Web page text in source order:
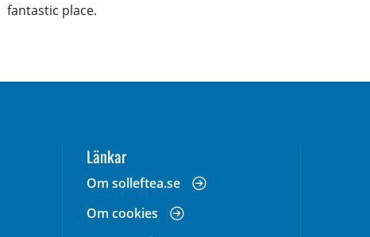
fantastic place.
annan webbplats, öppnas i nytt fönster.
Länkar
Om solleftea.se
Om cookies